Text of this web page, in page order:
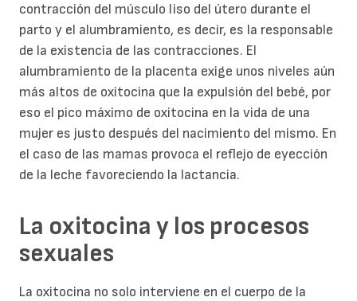
contracción del músculo liso del útero durante el
parto y el alumbramiento, es decir, es la responsable
de la existencia de las contracciones. El
alumbramiento de la placenta exige unos niveles aún
más altos de oxitocina que la expulsión del bebé, por
eso el pico máximo de oxitocina en la vida de una
mujer es justo después del nacimiento del mismo. En
el caso de las mamas provoca el reflejo de eyección
de la leche favoreciendo la lactancia.
La oxitocina y los procesos
sexuales
La oxitocina no solo interviene en el cuerpo de la